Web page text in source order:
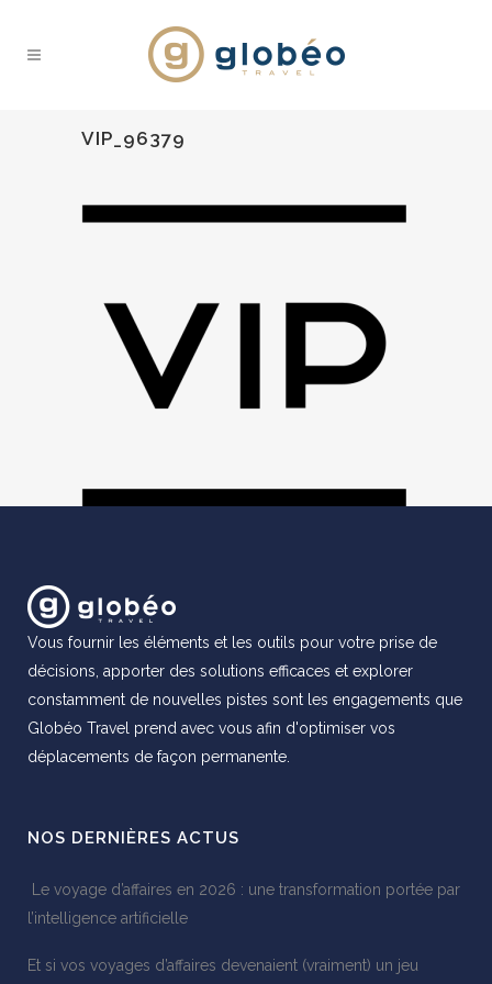
VIP_96379
Vous fournir les éléments et les outils pour votre prise de
décisions, apporter des solutions efficaces et explorer
constamment de nouvelles pistes sont les engagements que
Globéo Travel prend avec vous afin d'optimiser vos
déplacements de façon permanente.
NOS DERNIÈRES ACTUS
Le voyage d’affaires en 2026 : une transformation portée par
l’intelligence artificielle
Et si vos voyages d’affaires devenaient (vraiment) un jeu